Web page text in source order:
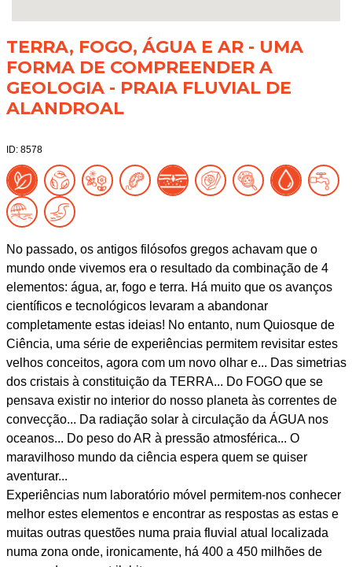
TERRA, FOGO, ÁGUA E AR - UMA
FORMA DE COMPREENDER A
GEOLOGIA - PRAIA FLUVIAL DE
ALANDROAL
ID: 8578
No passado, os antigos filósofos gregos achavam que o
mundo onde vivemos era o resultado da combinação de 4
elementos: água, ar, fogo e terra. Há muito que os avanços
científicos e tecnológicos levaram a abandonar
completamente estas ideias! No entanto, num Quiosque de
Ciência, uma série de experiências permitem revisitar estes
velhos conceitos, agora com um novo olhar e... Das simetrias
dos cristais à constituição da TERRA... Do FOGO que se
pensava existir no interior do nosso planeta às correntes de
convecção... Da radiação solar à circulação da ÁGUA nos
oceanos... Do peso do AR à pressão atmosférica... O
maravilhoso mundo da ciência espera quem se quiser
aventurar...
Experiências num laboratório móvel permitem-nos conhecer
melhor estes elementos e encontrar as respostas as estas e
muitas outras questões numa praia fluvial atual localizada
numa zona onde, ironicamente, há 400 a 450 milhões de